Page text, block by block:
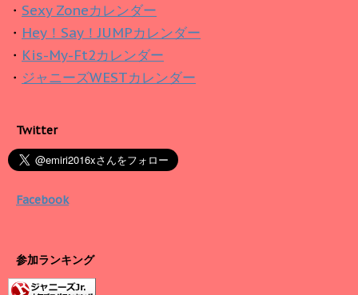
・ Sexy Zoneカレンダー
・ Hey！Say！JUMPカレンダー
・ Kis-My-Ft2カレンダー
・ ジャニーズWESTカレンダー
Twitter
Facebook
参加ランキング